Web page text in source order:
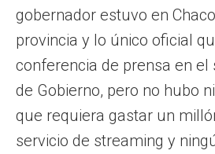
gobernador estuvo en
provincia y lo único oficial
conferencia de prensa en el
de Gobierno, pero no hubo
que requiera gastar un
servicio de streaming y